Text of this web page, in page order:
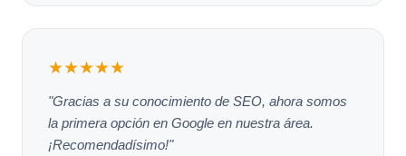
★★★★★
"Gracias a su conocimiento de SEO, ahora somos
la primera opción en Google en nuestra área.
¡Recomendadísimo!"